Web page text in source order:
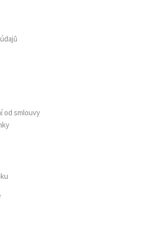
od smlouvy